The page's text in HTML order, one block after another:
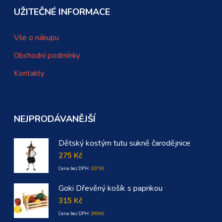
UŽITEČNÉ INFORMACE
Vše o nákupu
Obchodní podmínky
Kontakty
NEJPRODÁVANĚJŠÍ
Dětský kostým tutu sukně čarodějnice
275 Kč
Cena bez DPH: 227Kč
Goki Dřevěný košík s paprikou
315 Kč
Cena bez DPH: 260Kč